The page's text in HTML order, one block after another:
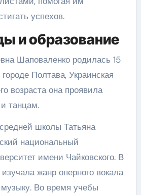
успехов.
и образование
Шаповаленко родилась 15
Полтава, Украинская
возраста она проявила
танцам.
школы Татьяна
национальный
имени Чайковского. В
жанр оперного вокала
Во время учебы